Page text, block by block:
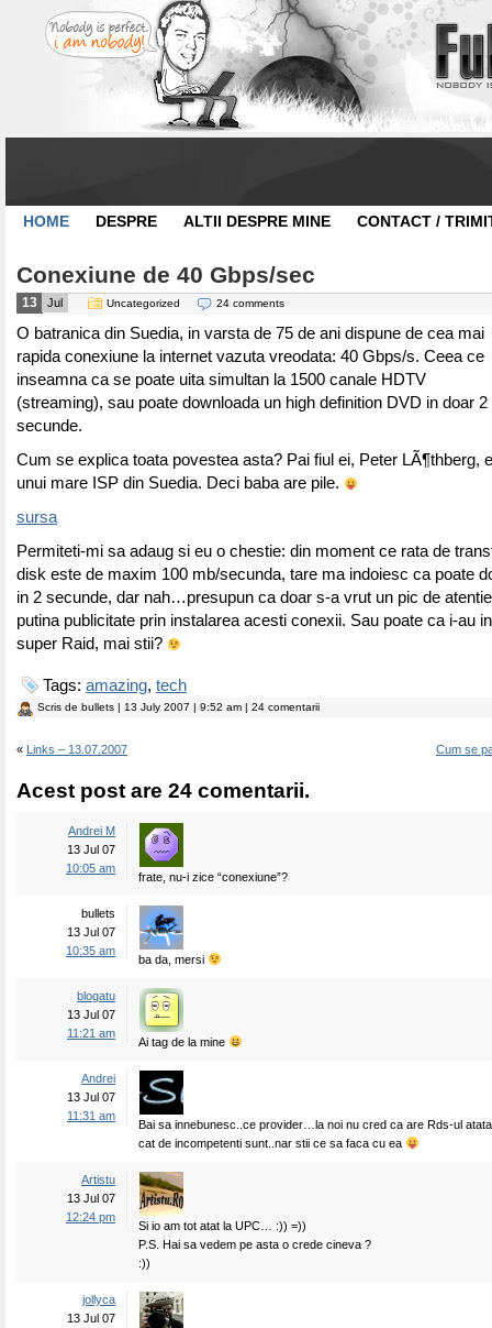
HOME DESPRE ALTII DESPRE MINE CONTACT /
Conexiune de 40 Gbps/sec
13 Jul Uncategorized 24 comments
O batranica din Suedia, in varsta de 75 de ani dispune de cea mai
rapida conexiune la internet vazuta vreodata: 40 Gbps/s. Ceea ce
inseamna ca se poate uita simultan la 1500 canale HDTV
(streaming), sau poate downloada un high definition DVD in doar 2
secunde.
Cum se explica toata povestea asta? Pai fiul ei, Peter LÃ¶thberg,
unui mare ISP din Suedia. Deci baba are pile.
sursa
Permiteti-mi sa adaug si eu o chestie: din moment ce rata de
disk este de maxim 100 mb/secunda, tare ma indoiesc ca poate
in 2 secunde, dar nah…presupun ca doar s-a vrut un pic de
putina publicitate prin instalarea acesti conexii. Sau poate ca i-au
super Raid, mai stii?
Tags: amazing, tech
Scris de bullets | 13 July 2007 | 9:52 am | 24 comentarii
« Links – 13.07.2007 Cum se
Acest post are 24 comentarii.
Andrei M
13 Jul 07
10:05 am
frate, nu-i zice “conexiune”?
bullets
13 Jul 07
10:35 am
ba da, mersi
blogatu
13 Jul 07
11:21 am
Ai tag de la mine
Andrei
13 Jul 07
11:31 am
Bai sa innebunesc..ce provider…la noi nu cred ca are Rds-ul
cat de incompetenti sunt..nar stii ce sa faca cu ea
Artistu
13 Jul 07
12:24 pm
Si io am tot atat la UPC… :)) =))
P.S. Hai sa vedem pe asta o crede cineva ?
:))
jollyca
13 Jul 07